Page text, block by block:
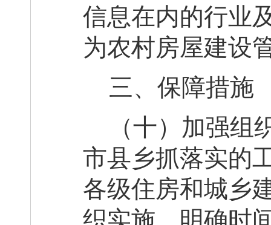
信息在内的行业
为农村房屋建设
三、保障措施
（十）加强组
市县乡抓落实的
各级住房和城乡